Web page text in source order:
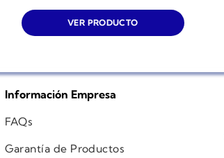
VER PRODUCTO
Información Empresa
FAQs
Garantía de Productos